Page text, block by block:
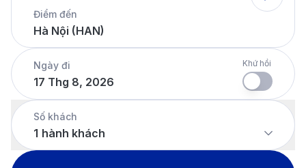
Dịch vụ
Khách sạn
Tin tứcLiên hệ
Hotline
028 7303 6167
Tiếng Việt
Điểm đến
Hà Nội (HAN)
Ngày đi
17 Thg 8, 2026
Khứ hồi
Số khách
1 hành khách